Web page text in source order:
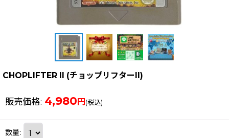
CHOPLIFTER II (チョップリフターII)
販売価格: 4,980 円 (税込)
数量: